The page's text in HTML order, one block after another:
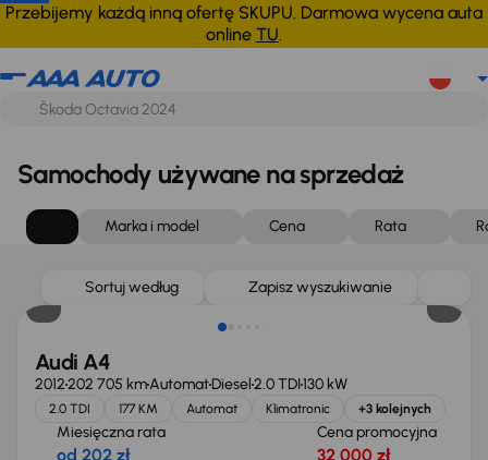
Przebijemy każdą inną ofertę SKUPU. Darmowa wycena auta
online TU.
Samochody używane na sprzedaż
Marka i model Cena Rata
Sortuj według Zapisz wyszukiwanie
Audi A4
2012202 705 kmAutomatDiesel2.0 TDI130 kW
2.0 TDI 177 KM Automat Klimatronic +3 kolejnych
Miesięczna rata
od 202 zł
Cena promocyjna
32 000 zł